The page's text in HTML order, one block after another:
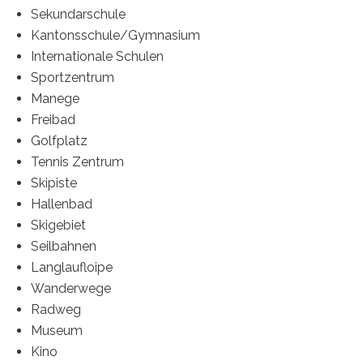
Sekundarschule
Kantonsschule/Gymnasium
Internationale Schulen
Sportzentrum
Manege
Freibad
Golfplatz
Tennis Zentrum
Skipiste
Hallenbad
Skigebiet
Seilbahnen
Langlaufloipe
Wanderwege
Radweg
Museum
Kino